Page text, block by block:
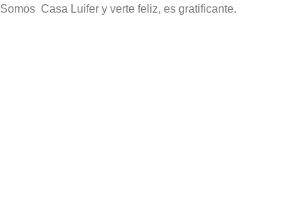
Somos Casa Luifer y verte feliz, es gratificante.